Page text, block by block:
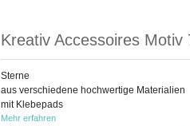
Kreativ Accessoires Motiv
Sterne
aus verschiedene hochwertige Materialien
mit Klebepads
Mehr erfahren